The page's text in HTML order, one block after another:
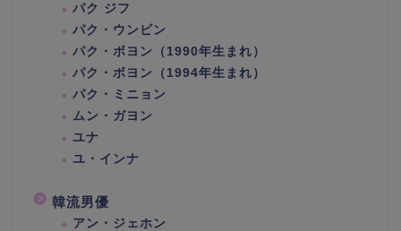
パク ジフ
パク・ウンビン
パク・ボヨン（1990年生まれ）
パク・ボヨン（1994年生まれ）
パク・ミニョン
ムン・ガヨン
ユナ
ユ・インナ
韓流男優
アン・ジェホン